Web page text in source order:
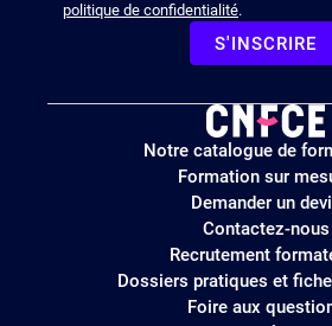
politique de confidentialité.
S'INSCRIRE
Logo
site
Notre catalogue de
Formation sur
Demander un
Contactez-nous
Recrutement
Dossiers pratiques et
Foire aux